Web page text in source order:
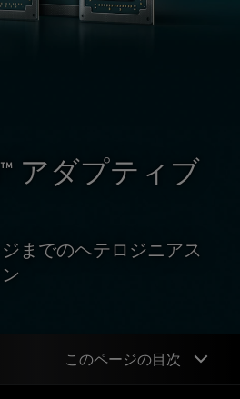
アダプティブ
までのヘテロジニアス
このページの目次